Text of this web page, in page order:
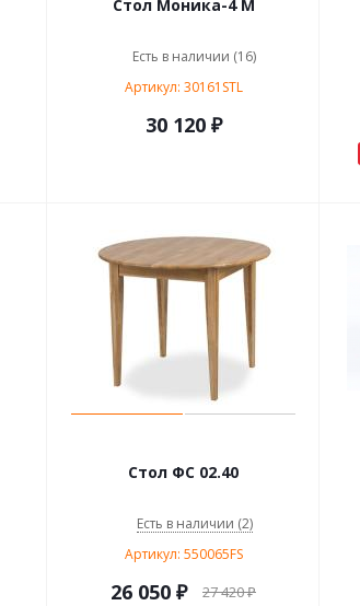
Стол Моника-4 М
Есть в наличии (16)
Артикул: 30161STL
30 120 ₽
Стол ФС 02.40
Есть в наличии (2)
Артикул: 550065FS
26 050 ₽ 27 420₽